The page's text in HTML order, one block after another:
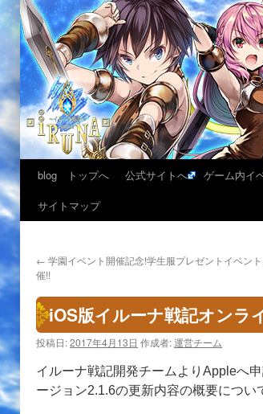
blog トップへ 公式サイトへ ゲーム内イ
サイトマップ
← 学園イベント開催記念!学生服プレゼントイベン
催!!
iOS版イルーナ戦記オンラ
投稿日:2017年4月13日 作成者:運営チーム
イルーナ戦記開発チームよりAppleへ
ージョン2.1.6の更新内容の概要につい